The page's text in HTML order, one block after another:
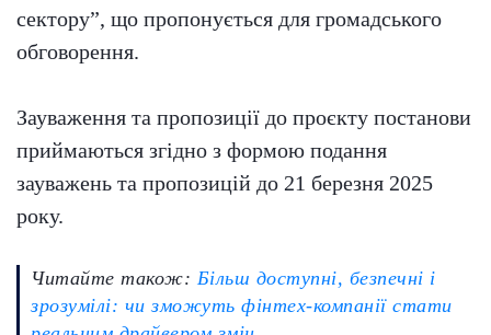
сектору”, що пропонується для громадського
обговорення.
Зауваження та пропозиції до проєкту постанови
приймаються згідно з формою подання
зауважень та пропозицій до 21 березня 2025
року.
Читайте також: Більш доступні, безпечні і
зрозумілі: чи зможуть фінтех-компанії стати